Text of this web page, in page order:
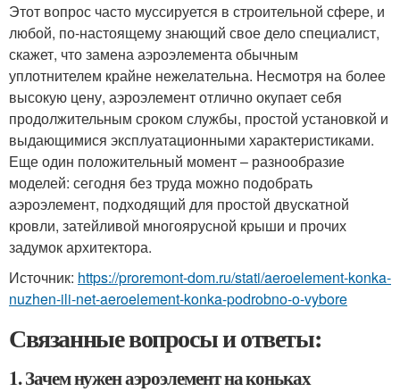
Этот вопрос часто муссируется в строительной сфере, и
любой, по-настоящему знающий свое дело специалист,
скажет, что замена аэроэлемента обычным
уплотнителем крайне нежелательна. Несмотря на более
высокую цену, аэроэлемент отлично окупает себя
продолжительным сроком службы, простой установкой и
выдающимися эксплуатационными характеристиками.
Еще один положительный момент – разнообразие
моделей: сегодня без труда можно подобрать
аэроэлемент, подходящий для простой двускатной
кровли, затейливой многоярусной крыши и прочих
задумок архитектора.
Источник: https://proremont-dom.ru/stati/aeroelement-konka-
nuzhen-ili-net-aeroelement-konka-podrobno-o-vybore
Связанные вопросы и ответы:
1. Зачем нужен аэроэлемент на коньках